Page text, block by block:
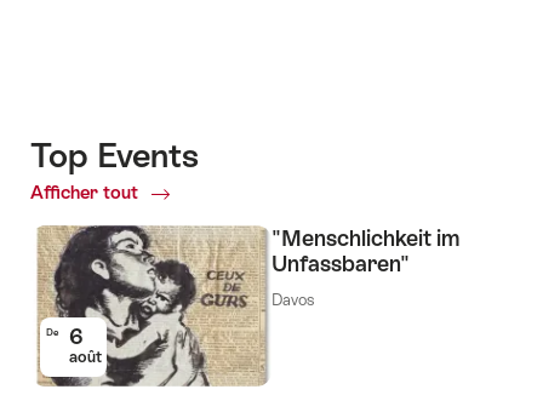
Top Events
Afficher tout
Top
De 6
août
"Menschlichkeit im
Unfassbaren"
Davos